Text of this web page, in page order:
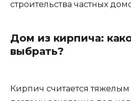
строительства частных
Дом из кирпича:
выбрать?
Кирпич считается